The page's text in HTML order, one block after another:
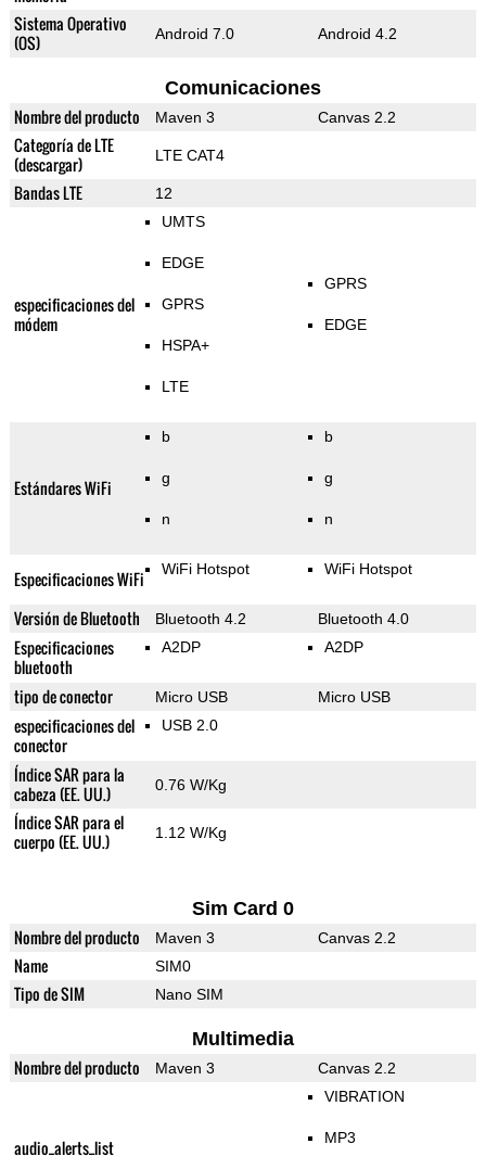
Sistema Operativo
(OS)
Android 7.0 Android 4.2
Comunicaciones
Nombre del producto Maven 3 Canvas 2.2
Categoría de LTE
(descargar)
LTE CAT4
Bandas LTE 12
especificaciones del
módem
UMTS
EDGE
GPRS
HSPA+
LTE
GPRS
EDGE
Estándares WiFi
b
g
n
b
g
n
Especificaciones WiFi WiFi Hotspot WiFi Hotspot
Versión de Bluetooth Bluetooth 4.2 Bluetooth 4.0
Especificaciones
bluetooth
A2DP A2DP
tipo de conector Micro USB Micro USB
especificaciones del
conector
USB 2.0
Índice SAR para la
cabeza (EE. UU.)
0.76 W/Kg
Índice SAR para el
cuerpo (EE. UU.)
1.12 W/Kg
Sim Card 0
Nombre del producto Maven 3 Canvas 2.2
Name SIM0
Tipo de SIM Nano SIM
Multimedia
Nombre del producto Maven 3 Canvas 2.2
audio_alerts_list
VIBRATION
MP3